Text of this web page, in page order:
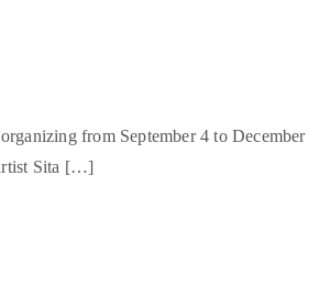
from September 4 to December
Sita […]